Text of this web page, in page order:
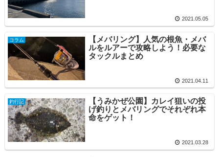
2021.05.05
コラム
【メバリング】人気の根魚・メバ
ルをルアーで攻略しよう！必要な
タックルまとめ
2021.04.11
釣行記
【うみかぜ公園】カレイ狙いの投
げ釣りとメバリングでそれぞれ本
命をゲット！
2021.03.28